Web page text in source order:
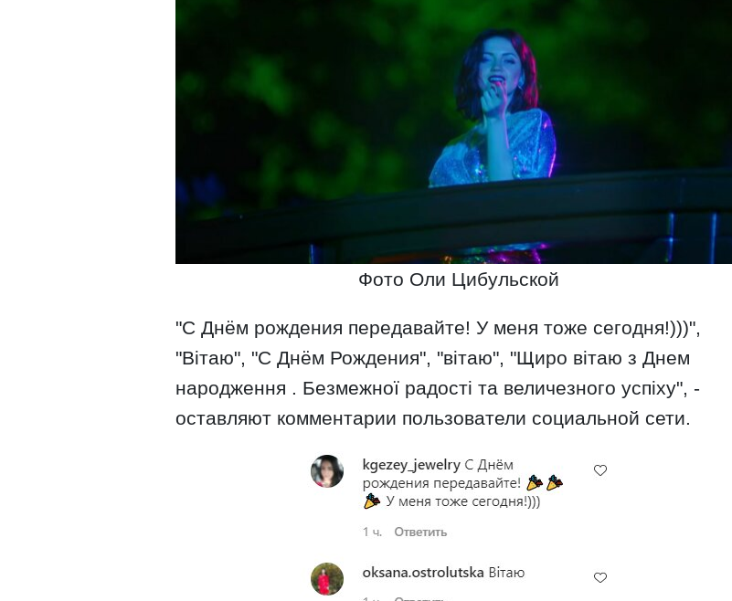
Фото Оли Цибульской
"С Днём рождения передавайте! У меня тоже сегодня!)))",
"Вітаю", "С Днём Рождения", "вітаю", "Щиро вітаю з Днем
народження . Безмежної радості та величезного успіху", -
оставляют комментарии пользователи социальной сети.